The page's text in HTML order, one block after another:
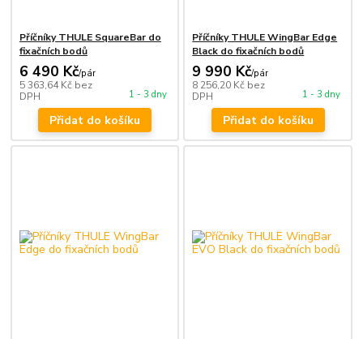
Příčníky THULE SquareBar do
fixačních bodů
6 490 Kč/pár
5 363,64 Kč bez
DPH
1 - 3 dny
Přidat do košíku
Příčníky THULE WingBar Edge
Black do fixačních bodů
9 990 Kč/pár
8 256,20 Kč bez
DPH
1 - 3 dny
Přidat do košíku